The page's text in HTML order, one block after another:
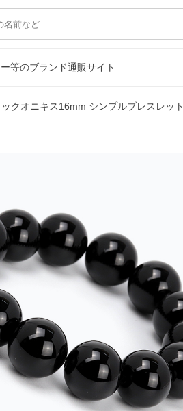
等のブランド通販サイト
クオニキス16mm シンプルブレスレット